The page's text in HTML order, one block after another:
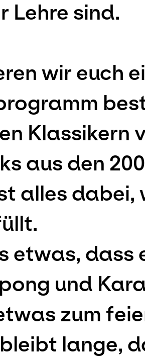
Lehre sind.
wir euch
Klassikern
aus den
alles dabei,
etwas, dass
und
zum
lange,